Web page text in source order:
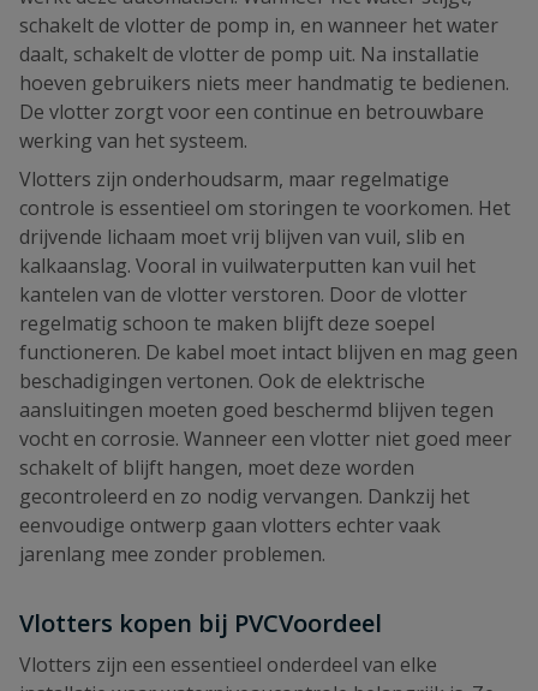
schakelt de vlotter de pomp in, en wanneer het water
daalt, schakelt de vlotter de pomp uit. Na installatie
hoeven gebruikers niets meer handmatig te bedienen.
De vlotter zorgt voor een continue en betrouwbare
werking van het systeem.
Vlotters zijn onderhoudsarm, maar regelmatige
controle is essentieel om storingen te voorkomen. Het
drijvende lichaam moet vrij blijven van vuil, slib en
kalkaanslag. Vooral in vuilwaterputten kan vuil het
kantelen van de vlotter verstoren. Door de vlotter
regelmatig schoon te maken blijft deze soepel
functioneren. De kabel moet intact blijven en mag geen
beschadigingen vertonen. Ook de elektrische
aansluitingen moeten goed beschermd blijven tegen
vocht en corrosie. Wanneer een vlotter niet goed meer
schakelt of blijft hangen, moet deze worden
gecontroleerd en zo nodig vervangen. Dankzij het
eenvoudige ontwerp gaan vlotters echter vaak
jarenlang mee zonder problemen.
Vlotters kopen bij PVCVoordeel
Vlotters zijn een essentieel onderdeel van elke